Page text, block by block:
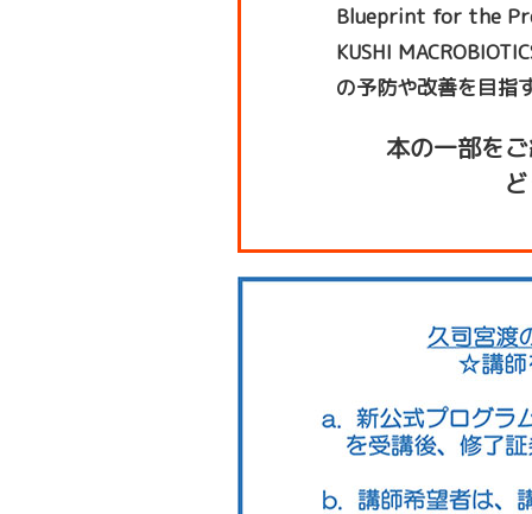
Blueprint for the
KUSHI
の予防や改善を目指
本の一部を